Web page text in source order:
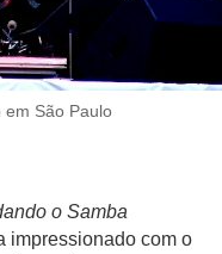
em São Paulo
o Samba
impressionado com o